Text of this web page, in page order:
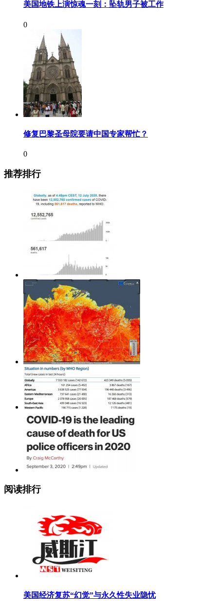
美国地铁上演惊魂一刻：坠轨男子被工作
0
修复巴黎圣母院要请中国专家帮忙？
0
推荐排行
阅读排行
美国经济复苏“幻觉”与永久性失业隐忧